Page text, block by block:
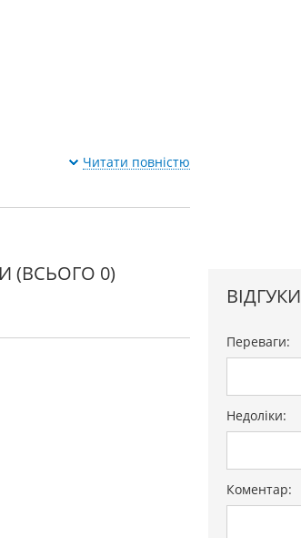
Читати повністю
(ВСЬОГО 0)
ВІДГУКИ
Переваги:
Недоліки:
Коментар: